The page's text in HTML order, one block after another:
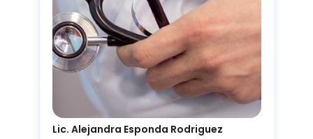
Lic. Alejandra Esponda Rodriguez